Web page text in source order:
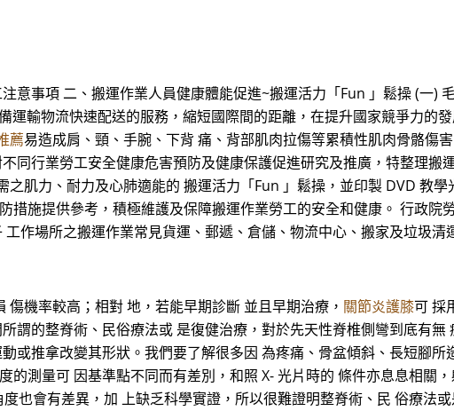
意事項 二、搬運作業人員健康體能促進~搬運活力「Fun 」鬆操 (一)
運輸物流快速配送的服務，縮短國際間的距離，在提升國家競爭力的
薦易造成肩、頸、手腕、下背 痛、背部肌肉拉傷等累積性肌肉骨骼傷
同行業勞工安全健康危害預防及健康保護促進研究及推廣，特整理搬
肌力、耐力及心肺適能的 搬運活力「Fun 」鬆操，並印製 DVD 教
措施提供參考，積極維護及保障搬運作業勞工的安全和健康。 行政院
作場所之搬運作業常見貨運、郵遞、倉儲、物流中心、搬家及垃圾清
機率較高；相對 地，若能早期診斷 並且早期治療， 關節炎護膝可 採
謂的整脊術、民俗療法或 是復健治療，對於先天性脊椎側彎到底有
或推拿改變其形狀。我們要了解很多因 為疼痛、骨盆傾斜、長短腳
的測量可 因基準點不同而有差別，和照 X- 光片時的 條件亦息息相關
也會有差異，加 上缺乏科學實證，所以很難證明整脊術、民 俗療法